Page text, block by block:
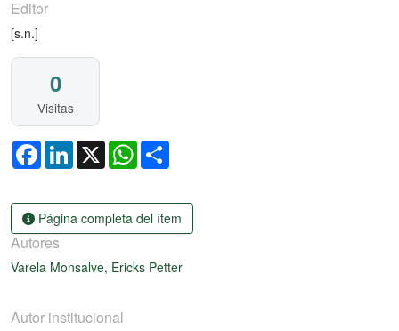
Editor
[s.n.]
0
Visitas
FacebookLinkedIn
X WhatsApp
Página completa del ítem
Autores
Varela Monsalve, Ericks Petter
Autor institucional